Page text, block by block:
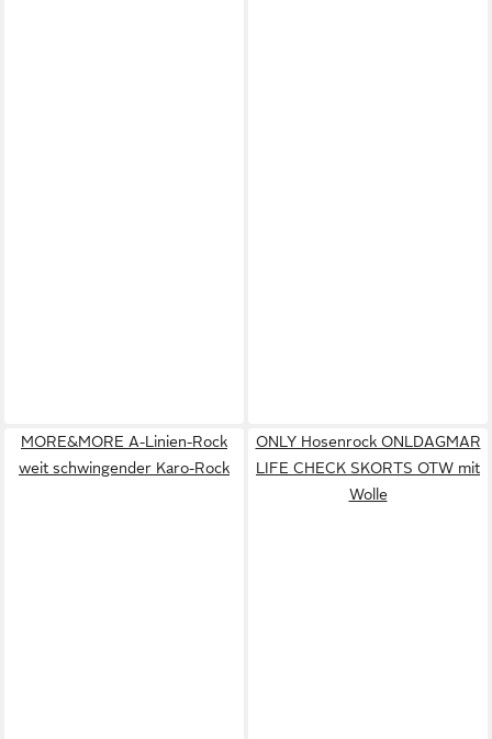
MORE&MORE A-Linien-Rock
weit schwingender Karo-Rock
ONLY Hosenrock ONLDAGMAR
LIFE CHECK SKORTS OTW mit
Wolle